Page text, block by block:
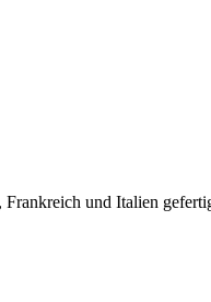
Frankreich und Italien